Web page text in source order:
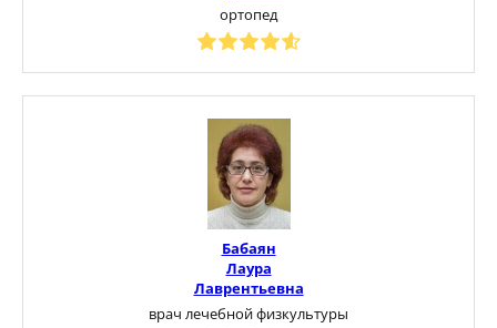
ортопед
Бабаян
Лаура
Лаврентьевна
врач лечебной физкультуры